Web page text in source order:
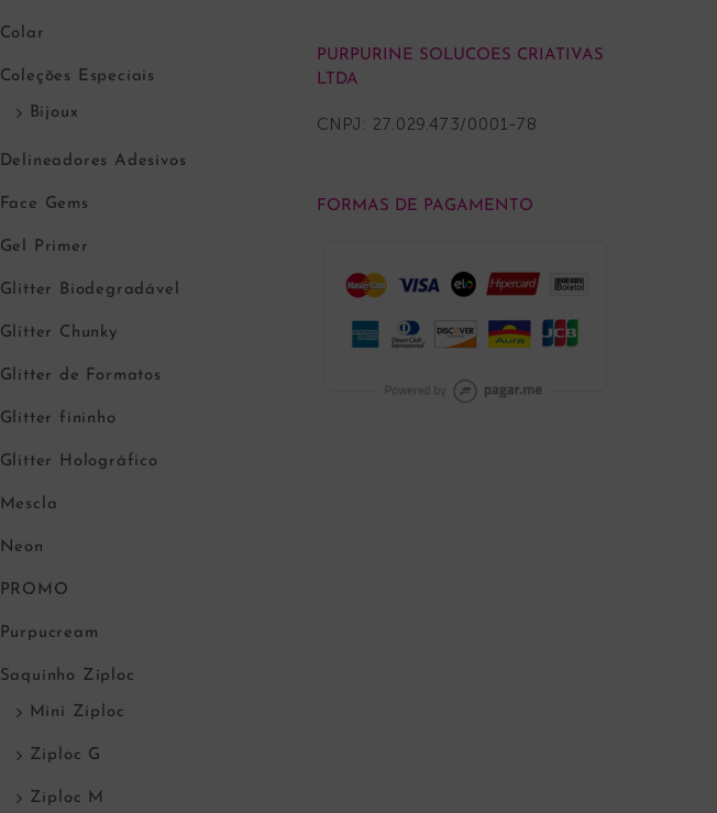
Colar
Coleções Especiais
Bijoux
Delineadores Adesivos
Face Gems
Gel Primer
Glitter Biodegradável
Glitter Chunky
Glitter de Formatos
Glitter fininho
Glitter Holográfico
Mescla
Neon
PROMO
Purpucream
Saquinho Ziploc
Mini Ziploc
Ziploc G
Ziploc M
PURPURINE SOLUCOES CRIATIVAS
LTDA
CNPJ: 27.029.473/0001-78
FORMAS DE PAGAMENTO